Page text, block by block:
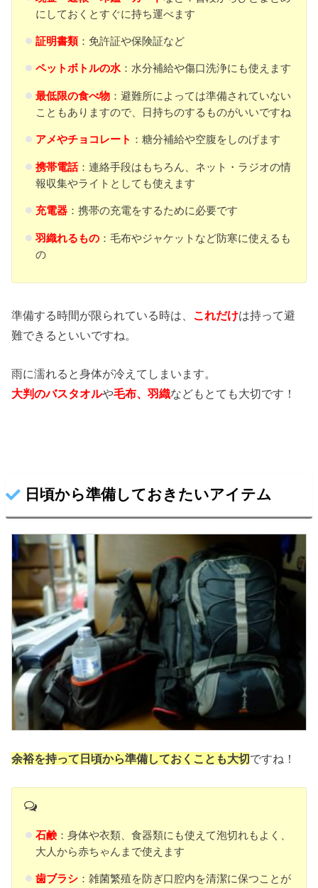
にしておくとすぐに持ち運べます
証明書類：免許証や保険証など
ペットボトルの水：水分補給や傷口洗浄にも使えます
最低限の食べ物：避難所によっては準備されていない
こともありますので、日持ちのするものがいいですね
アメやチョコレート ：糖分補給や空腹をしのげます
携帯電話：連絡手段はもちろん、ネット・ラジオの情
報収集やライトとしても使えます
充電器：携帯の充電をするために必要です
羽織れるもの：毛布やジャケットなど防寒に使えるも
の
準備する時間が限られている時は、 これだけは持って避
難できるといいですね。
雨に濡れると身体が冷えてしまいます。
大判のバスタオルや毛布、羽織などもとても大切です！
日頃から準備しておきたいアイテム
余裕を持って日頃から準備しておくことも大切ですね！
石鹸：身体や衣類、食器類にも使えて泡切れもよく、
大人から赤ちゃんまで使えます
歯ブラシ：雑菌繁殖を防ぎ口腔内を清潔に保つことが